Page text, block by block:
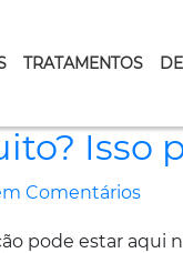
TRATAMENTOS
Isso
Comentários
pode estar aqui